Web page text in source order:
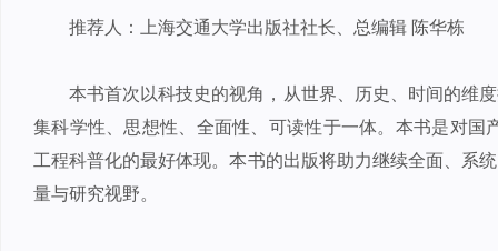
推荐人：上海交通大学出版社社长、总编辑 陈华栋
本书首次以科技史的视角，从世界、历史、时间的维
集科学性、思想性、全面性、可读性于一体。本书是对
工程科普化的最好体现。本书的出版将助力继续全面、系
量与研究视野。